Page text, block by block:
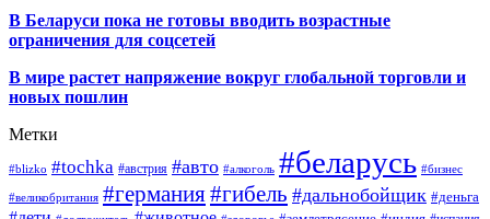
В Беларуси пока не готовы вводить возрастные
ограничения для соцсетей
В мире растет напряжение вокруг глобальной торговли и
новых пошлин
Метки
#blizko #tochka #австрия #авто #алкоголь #беларусь #бизнес
#великобритания #германия#гибель #дальнобойщик #деньга